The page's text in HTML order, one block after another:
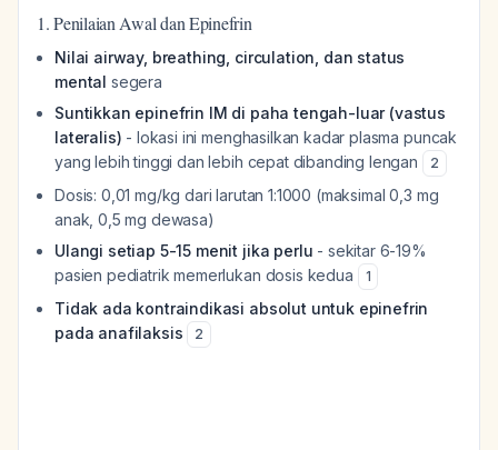
1. Penilaian Awal dan Epinefrin
Nilai airway, breathing, circulation, dan status
mental segera
Suntikkan epinefrin IM di paha tengah-luar (vastus
lateralis) - lokasi ini menghasilkan kadar plasma puncak
yang lebih tinggi dan lebih cepat dibanding lengan
2
Dosis: 0,01 mg/kg dari larutan 1:1000 (maksimal 0,3 mg
anak, 0,5 mg dewasa)
Ulangi setiap 5-15 menit jika perlu - sekitar 6-19%
pasien pediatrik memerlukan dosis kedua
1
Tidak ada kontraindikasi absolut untuk epinefrin
pada anafilaksis
2